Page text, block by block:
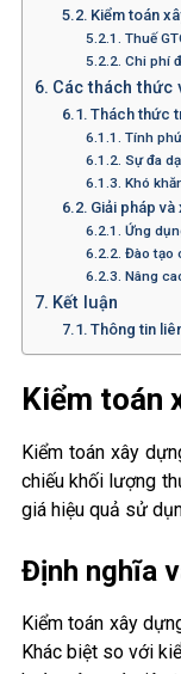
Kiểm toán
Thuế
Chi phí
Các thách thức
Thách thức
Tính
Sự đa
Khó
Giải pháp
Ứng
Đào tạo
Nâng
Kết luận
Thông tin
Kiểm toán
Kiểm toán xây
chiếu khối lượng
giá hiệu quả sử
Định nghĩa
Kiểm toán xây
Khác biệt so với